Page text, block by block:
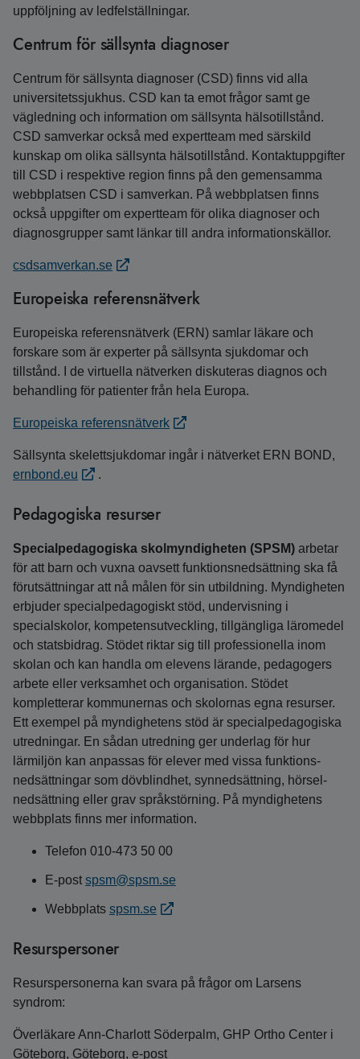
uppföljning av ledfelställningar.
Centrum för sällsynta diagnoser
Centrum för sällsynta diagnoser (CSD) finns vid alla
universitetssjukhus. CSD kan ta emot frågor samt ge
vägledning och information om sällsynta hälsotillstånd.
CSD samverkar också med expertteam med särskild
kunskap om olika sällsynta hälsotillstånd. Kontaktuppgifter
till CSD i respektive region finns på den gemensamma
webbplatsen CSD i samverkan. På webbplatsen finns
också uppgifter om expertteam för olika diagnoser och
diagnosgrupper samt länkar till andra informationskällor.
csdsamverkan.se
Europeiska referensnätverk
Europeiska referensnätverk (ERN) samlar läkare och
forskare som är experter på sällsynta sjukdomar och
tillstånd. I de virtuella nätverken diskuteras diagnos och
behandling för patienter från hela Europa.
Europeiska referensnätverk
Sällsynta skelettsjukdomar ingår i nätverket ERN BOND,
ernbond.eu
.
Pedagogiska resurser
Specialpedagogiska skolmyndigheten (SPSM) arbetar
för att barn och vuxna oavsett funktions­nedsättning ska få
förutsättningar att nå målen för sin utbildning. Myndigheten
erbjuder special­pedagogiskt stöd, undervisning i
specialskolor, kompetens­utveckling, tillgängliga läromedel
och statsbidrag. Stödet riktar sig till professionella inom
skolan och kan handla om elevens lärande, pedagogers
arbete eller verksamhet och organisation. Stödet
kompletterar kommunernas och skolornas egna resurser.
Ett exempel på myndighetens stöd är specialpedagogiska
utredningar. En sådan utredning ger underlag för hur
lärmiljön kan anpassas för elever med vissa funktions­
nedsättningar som döv­blindhet, syn­nedsättning, hörsel­
nedsättning eller grav språk­störning. På myndighetens
webbplats finns mer information.
Telefon 010-473 50 00
E-post spsm@spsm.se
Webbplats spsm.se
Resurspersoner
Resurspersonerna kan svara på frågor om Larsens
syndrom:
Överläkare Ann-Charlott Söderpalm, GHP Ortho Center i
Göteborg, Göteborg, e-post